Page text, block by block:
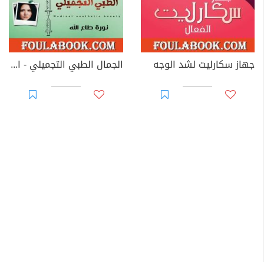
جهاز سكارليت لشد الوجه الجمال الطبي التجميلي - الجزء الثالث